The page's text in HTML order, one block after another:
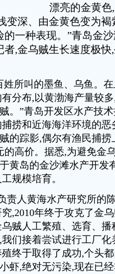
漂亮的金黄
变深、由金黄色变为褐
一种表现。”青岛金
,金乌贼生长速度极
所叫的墨鱼、乌鱼。
分布,以黄渤海产量较
。”青岛开发区水产技
捞和近海海洋环境的
的踪影,偶尔有渔民捕捞
的高价。据悉,为避免金
黄岛的金沙滩水产开发
规模培育。
责人黄海水产研究所的
,2010年终于攻克了金
贼人工繁殖、选育、
们接着尝试进行工厂
终于取得了成功,个头
虾,绝对无污染,现在已